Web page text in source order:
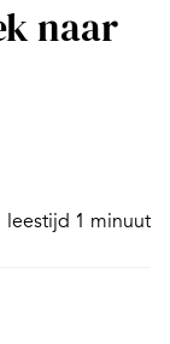
naar
leestijd 1 minuut